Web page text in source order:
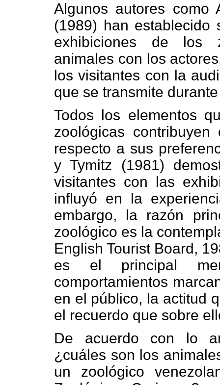
Algunos autores como
(1989) han establecido
exhibiciones de los
animales con los
los visitantes con la
que se transmite
Todos los elementos
zoológicas
respecto a sus
y Tymitz (1981)
visitantes con las
influyó en la
embargo, la razón
zoológico es la
English Tourist Board,
es el principal
comportamientos
en el público, la actitud
el recuerdo que sobre
De acuerdo con lo
¿cuáles son los
un zoológico